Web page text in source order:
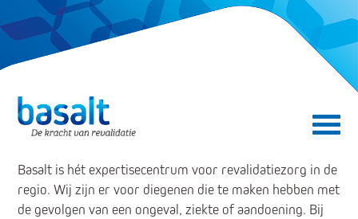
Direct naar de contentDirect naar de navigatie
Basalt is hét expertisecentrum voor revalidatiezorg in de
regio. Wij zijn er voor diegenen die te maken hebben met
de gevolgen van een ongeval, ziekte of aandoening. Bij